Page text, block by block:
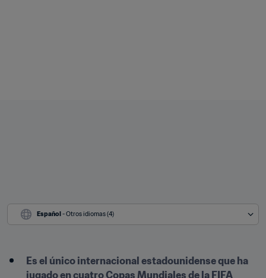
Español - Otros idiomas (4)
Es el único internacional estadounidense que ha
jugado en cuatro Copas Mundiales de la FIFA